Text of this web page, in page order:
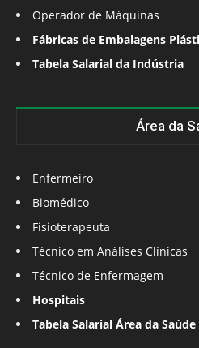
Operador de Máquinas
Fábricas de Embalagens
Tabela Salarial da Indústria
Área da
Enfermeiro
Biomédico
Fisioterapeuta
Técnico em Análises Clínicas
Técnico de Enfermagem
Hospitais
Tabela Salarial Área da Saúde